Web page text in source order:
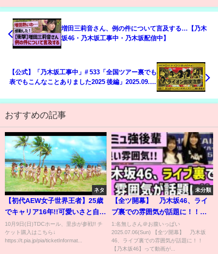
増田三莉音さん、例の件について言及する…【乃木
坂46・乃木坂工事中・乃木坂配信中】
【公式】「乃木坂工事中」# 533「全国ツアー裏でも
表でもこんなことありました2025 後編」2025.09.28
おすすめの記事
ネタ
【初代AEW女子世界王者】25歳
でキャリア16年!!可愛いさと自信
に満ちた表情のギャップを見せ
る里歩が10.9参戦!!【2022.7.9
Riho&A.Endo/Suzume&M.Suruga】
10月9日(日)TDCホール、里歩が参戦!! チ
ケット購入はこちら↓
https://t.pia.jp/pia/ticketInformat...
未分類
【全ツ開幕】 乃木坂46、ライ
ブ裏での雰囲気が話題に！！
【乃木坂46】
1:名無しさん＠お腹いっぱい
2025.07.06(Sun) 【全ツ開幕】 乃木坂
46、ライブ裏での雰囲気が話題に！！
【乃木坂46】って動画が...